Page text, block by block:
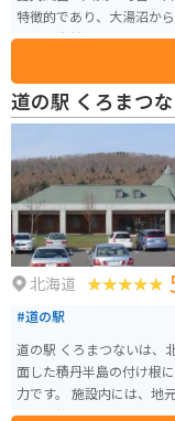
特徴的であり、大湯沼か
おり、自然を肌で感じる
おりますので、冬のニセ
です。休憩所や食堂を完
型）【効能】神経痛・腰
道の駅 くろまつ
北海道
#道の駅
道の駅 くろまつないは、
面した積丹半島の付け根
力です。 施設内には、地元産の新鮮な野菜や海産物を販売する農産物直売所
や、黒松内町の特産品で